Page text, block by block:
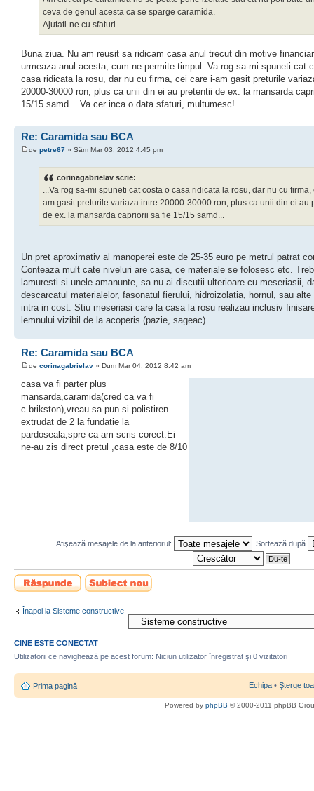
ceva de genul acesta ca se sparge caramida.
Ajutati-ne cu sfaturi.
Buna ziua. Nu am reusit sa ridicam casa anul trecut din motive
urmeaza anul acesta, cum ne permite timpul. Va rog sa-mi spuneti cat
casa ridicata la rosu, dar nu cu firma, cei care i-am gasit preturile
20000-30000 ron, plus ca unii din ei au pretentii de ex. la mansarda
15/15 samd... Va cer inca o data sfaturi, multumesc!
Re: Caramida sau BCA
de petre67 » Sâm Mar 03, 2012 4:45 pm
corinagabrielav scrie:
...Va rog sa-mi spuneti cat costa o casa ridicata la rosu, dar nu cu
am gasit preturile variaza intre 20000-30000 ron, plus ca unii din ei au
de ex. la mansarda capriorii sa fie 15/15 samd...
Un pret aproximativ al manoperei este de 25-35 euro pe metrul patrat
Conteaza mult cate niveluri are casa, ce materiale se folosesc etc.
lamuresti si unele amanunte, sa nu ai discutii ulterioare cu meseriasii,
descarcatul materialelor, fasonatul fierului, hidroizolatia, hornul, sau alte
intra in cost. Stiu meseriasi care la casa la rosu realizau inclusiv
lemnului vizibil de la acoperis (pazie, sageac).
Re: Caramida sau BCA
de corinagabrielav » Dum Mar 04, 2012 8:42 am
casa va fi parter plus
mansarda,caramida(cred ca va fi
c.brikston),vreau sa pun si polistiren
extrudat de 2 la fundatie la
pardoseala,spre ca am scris corect.Ei
ne-au zis direct pretul ,casa este de 8/10
Afişează mesajele de la anteriorul: Sortează după
Scrie un răspuns
Scrie un subiect
nou
Înapoi la Sisteme constructive
CINE ESTE CONECTAT
Utilizatorii ce navighează pe acest forum: Niciun utilizator înregistrat şi 0 vizitatori
Prima pagină Echipa • Şterge
Powered by phpBB © 2000-2011 phpBB